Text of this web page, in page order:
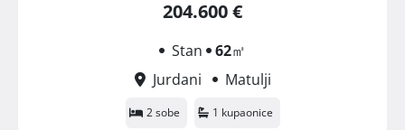
204.600 €
Stan 62㎡
Jurdani
Matulji
2 sobe 1 kupaonice